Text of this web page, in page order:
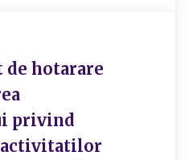
de hotarare
privind
activitatilor